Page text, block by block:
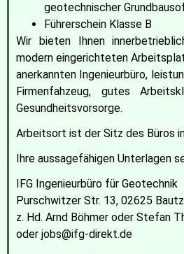
geotechnischer
Führerschein Klasse B
Wir bieten Ihnen
modern eingerichteten
anerkannten Ingenieurbüro,
Firmenfahzeug, gutes
Gesundheitsvorsorge.
Arbeitsort ist der Sitz des Büros
Ihre aussagefähigen Unterlagen
IFG Ingenieurbüro für Geotechnik
Purschwitzer Str. 13, 02625
z. Hd. Arnd Böhmer oder Stefan
oder jobs@ifg-direkt.de